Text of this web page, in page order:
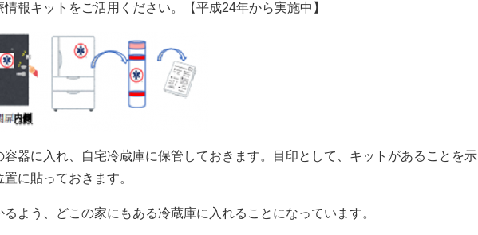
報キットをご活用ください。【平成24年から実施中】
容器に入れ、自宅冷蔵庫に保管しておきます。目印として、キットがあることを示
に貼っておきます。
よう、どこの家にもある冷蔵庫に入れることになっています。